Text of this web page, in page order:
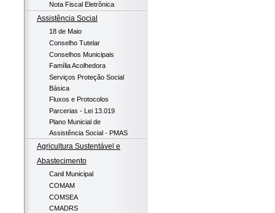
Nota Fiscal Eletrônica
Assistência Social
18 de Maio
Conselho Tutelar
Conselhos Municipais
Família Acolhedora
Serviços Proteção Social
Básica
Fluxos e Protocolos
Parcerias - Lei 13.019
Plano Municial de
Assistência Social - PMAS
Agricultura Sustentável e
Abastecimento
Canil Municipal
COMAM
COMSEA
CMADRS